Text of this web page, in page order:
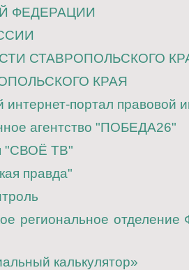
ФЕДЕРАЦИИ
СТАВРОПОЛЬСКОГО
КРАЯ
портал правовой
агентство "ПОБЕДА26"
"СВОЁ ТВ"
правда"
региональное отделение
калькулятор»